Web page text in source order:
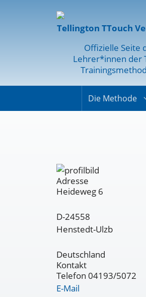
Tellington TTouch
Offizielle Seite
Lehrer*innen der
Die Methode
Adresse
Heideweg 6
D-24558
Henstedt-Ulzb
Deutschland
Kontakt
Telefon 04193/5072
E-Mail